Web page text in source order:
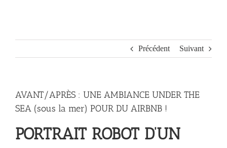
Précédent Suivant
AVANT/APRÈS : UNE AMBIANCE UNDER THE
SEA (sous la mer) POUR DU AIRBNB !
PORTRAIT ROBOT D’UN